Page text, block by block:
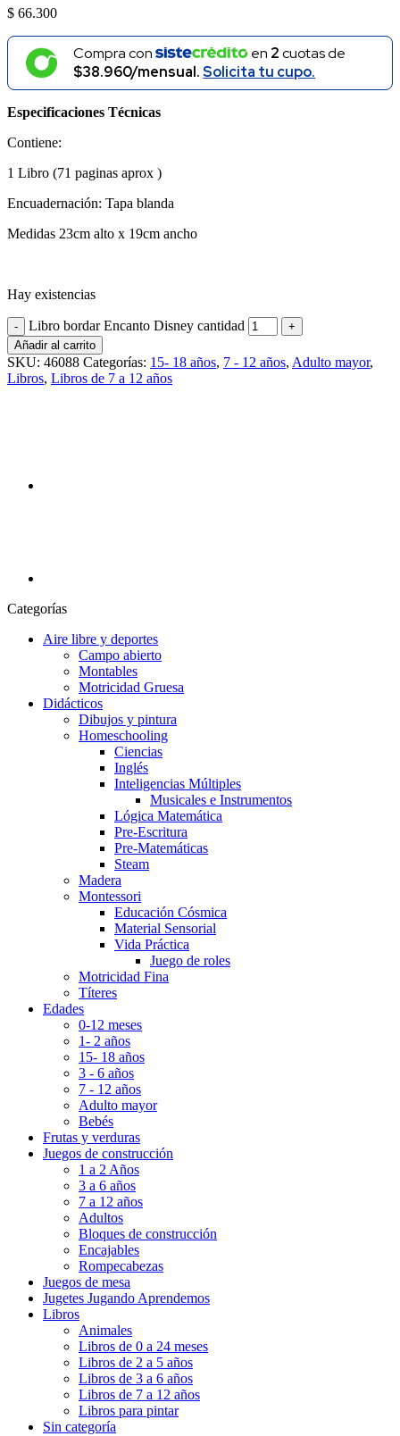
$ 66.300
Compra con en 2cuotas de
$38.960/mensual.Solicita tu cupo.
Especificaciones Técnicas
Contiene:
1 Libro (71 paginas aprox )
Encuadernación: Tapa blanda
Medidas 23cm alto x 19cm ancho
Hay existencias
Libro bordar Encanto Disney cantidad
Añadir al carrito
SKU: 46088 Categorías: 15- 18 años, 7 - 12 años, Adulto mayor,
Libros, Libros de 7 a 12 años
Categorías
Aire libre y deportes
Campo abierto
Montables
Motricidad Gruesa
Didácticos
Dibujos y pintura
Homeschooling
Ciencias
Inglés
Inteligencias Múltiples
Musicales e Instrumentos
Lógica Matemática
Pre-Escritura
Pre-Matemáticas
Steam
Madera
Montessori
Educación Cósmica
Material Sensorial
Vida Práctica
Juego de roles
Motricidad Fina
Títeres
Edades
0-12 meses
1- 2 años
15- 18 años
3 - 6 años
7 - 12 años
Adulto mayor
Bebés
Frutas y verduras
Juegos de construcción
1 a 2 Años
3 a 6 años
7 a 12 años
Adultos
Bloques de construcción
Encajables
Rompecabezas
Juegos de mesa
Jugetes Jugando Aprendemos
Libros
Animales
Libros de 0 a 24 meses
Libros de 2 a 5 años
Libros de 3 a 6 años
Libros de 7 a 12 años
Libros para pintar
Sin categoría